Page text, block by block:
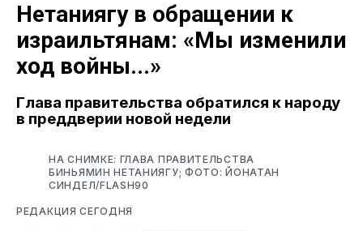
Нетаниягу в обращении к
израильтянам: «Мы изменили
ход войны...»
Глава правительства обратился к народу
в преддверии новой недели
НА СНИМКЕ: ГЛАВА ПРАВИТЕЛЬСТВА
БИНЬЯМИН НЕТАНИЯГУ; ФОТО: ЙОНАТАН
СИНДЕЛ/FLASH90
РЕДАКЦИЯ СЕГОДНЯ